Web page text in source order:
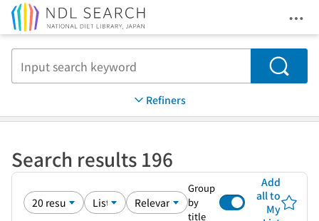
Search
Refiners
Search results 196
Group
by
title
Add
all to
My